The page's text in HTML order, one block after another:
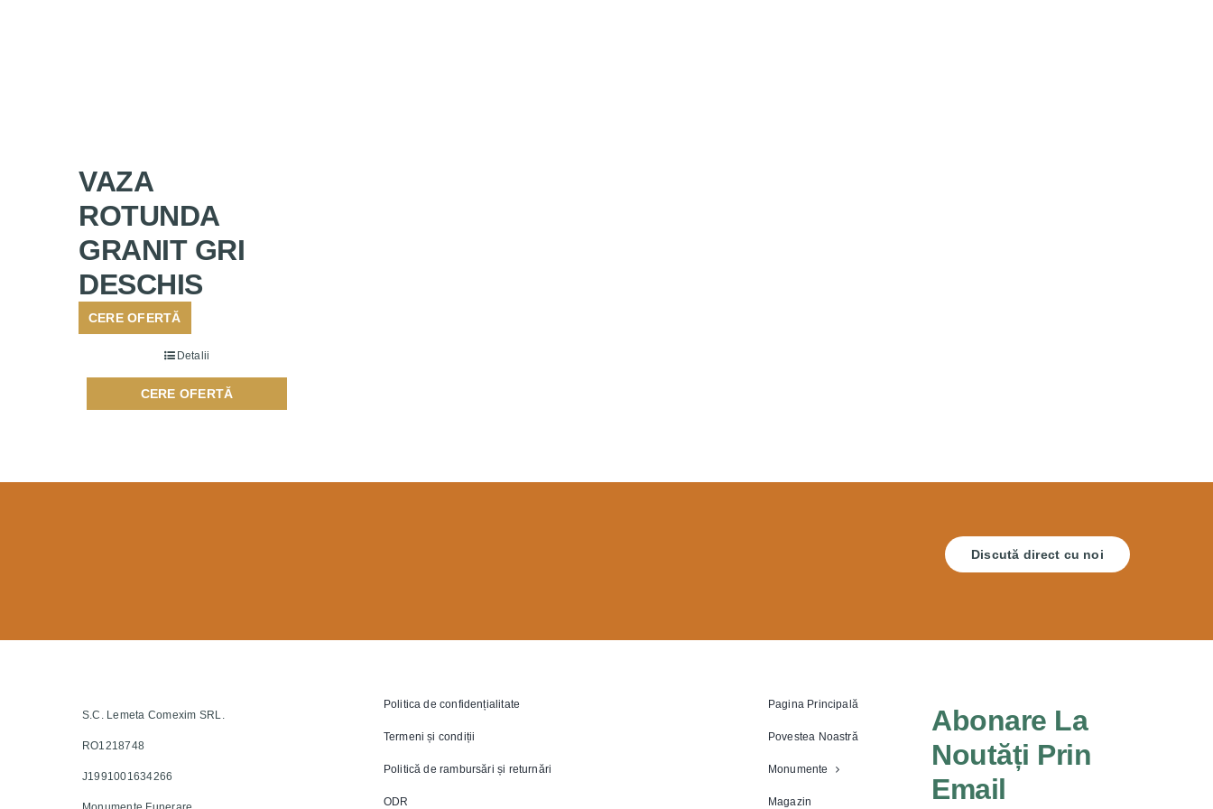
VAZA
ROTUNDA
GRANIT GRI
DESCHIS
CERE OFERTĂ
Detalii
CERE OFERTĂ
Discută direct cu noi
S.C. Lemeta Comexim SRL.
RO1218748
J1991001634266
Politica de confidențialitate
Termeni și condiții
Politică de rambursări și returnări
ODR
Pagina Principală
Povestea Noastră
Monumente
Magazin
Abonare La
Noutăți Prin
Email